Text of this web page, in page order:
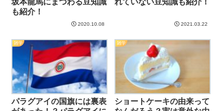
坂本龍馬にまつわる豆知識
も紹介！
2020.10.08
れていない豆知識も紹介！
2021.03.22
雑学
パラグアイの国旗には裏表
雑学
ショートケーキの由来って